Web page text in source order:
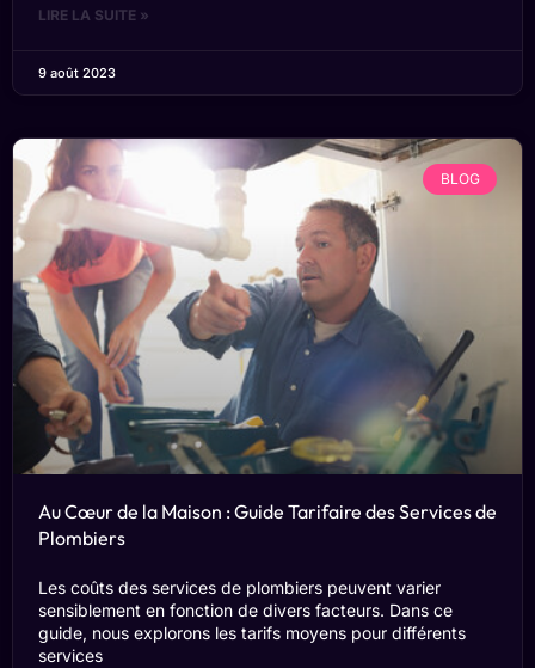
LIRE LA SUITE »
9 août 2023
BLOG
Au Cœur de la Maison : Guide Tarifaire des Services de
Plombiers
Les coûts des services de plombiers peuvent varier
sensiblement en fonction de divers facteurs. Dans ce
guide, nous explorons les tarifs moyens pour différents
services